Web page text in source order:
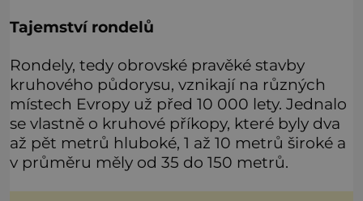
Tajemství rondelů
Rondely, tedy obrovské pravěké stavby
kruhového půdorysu, vznikají na různých
místech Evropy už před 10 000 lety. Jednalo
se vlastně o kruhové příkopy, které byly dva
až pět metrů hluboké, 1 až 10 metrů široké a
v průměru měly od 35 do 150 metrů.